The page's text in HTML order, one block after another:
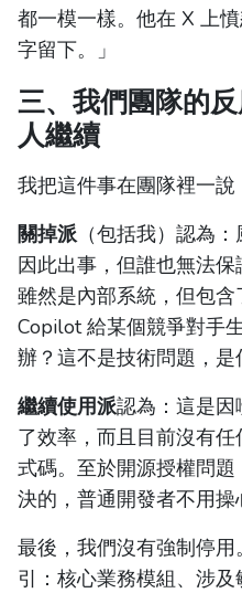
都一模一樣。他在 X 上
字留下。」
三、我們團隊的
人繼續
我把這件事在團隊裡一說
關掉派（包括我）認為
因此出事，但誰也無法
雖然是內部系統，但包
Copilot 給某個競爭對手
辦？這不是技術問題，是
繼續使用派認為：這是
了效率，而且目前沒有
式碼。至於開源授權問
決的，普通開發者不用操
最後，我們沒有強制停
引：核心業務模組、涉及